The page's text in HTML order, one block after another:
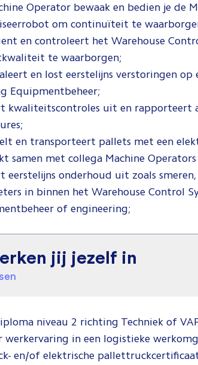
Operator bewaak en bedien je de
om continuïteit te
en controleert het Warehouse
te waarborgen;
en lost eerstelijns verstoringen
Equipmentbeheer;
kwaliteitscontroles uit en rapporteert
en transporteert pallets met een
samen met collega Machine
eerstelijns onderhoud uit zoals
in binnen het Warehouse Control
of engineering;
jij jezelf in
niveau 2 richting Techniek of
werkervaring in een logistieke
en/of elektrische